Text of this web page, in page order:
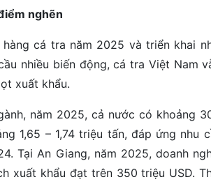
nghẽn
cá tra năm 2025 và triển khai
nhiều biến động, cá tra Việt
xuất khẩu.
năm 2025, cả nước có khoảng
1,65 – 1,74 triệu tấn, đáp ứng
Tại An Giang, năm 2025, doanh
xuất khẩu đạt trên 350 triệu USD.